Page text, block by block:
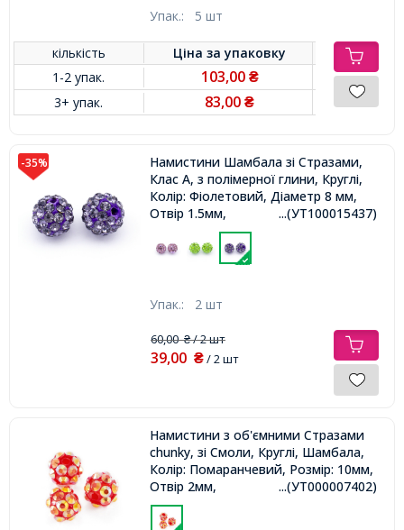
Упак.: 5 шт
кількість Ціна заупаковку
1-2 упак.
103,00 ₴
3+ упак. 83,00₴
-35%
Намистини Шамбала зі Стразами,
Клас А, з полімерної глини, Круглі,
Колір: Фіолетовий, Діаметр 8 мм,
Отвір 1.5мм,
...(УТ100015437)
Упак.: 2 шт
60,00₴/ 2 шт
39,00 ₴/ 2 шт
Намистини з об'ємними Стразами
chunky, зі Смоли, Круглі, Шамбала,
Колір: Помаранчевий, Розмір: 10мм,
Отвір 2мм,
...(УТ000007402)